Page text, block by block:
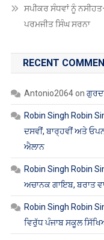
ਸਪੀਕਰ ਸੰਧਵਾਂ ਨੂੰ
ਪਰਮਜੀਤ ਸਿੰਘ ਸਰਨਾ
RECENT
Antonio2064on
Robin Singh Robin
ਦਸਵੀਂ, ਬਾਰ੍ਹਵੀਂ ਅਤੇ
ਐਲਾਨ
Robin Singh Robin
ਅਚਾਨਕ ਗਾਇਬ, ਬਰਾਤ
Robin Singh Robin
ਵਿਰੁੱਧ ਪੰਜਾਬ ਸਕੂਲ